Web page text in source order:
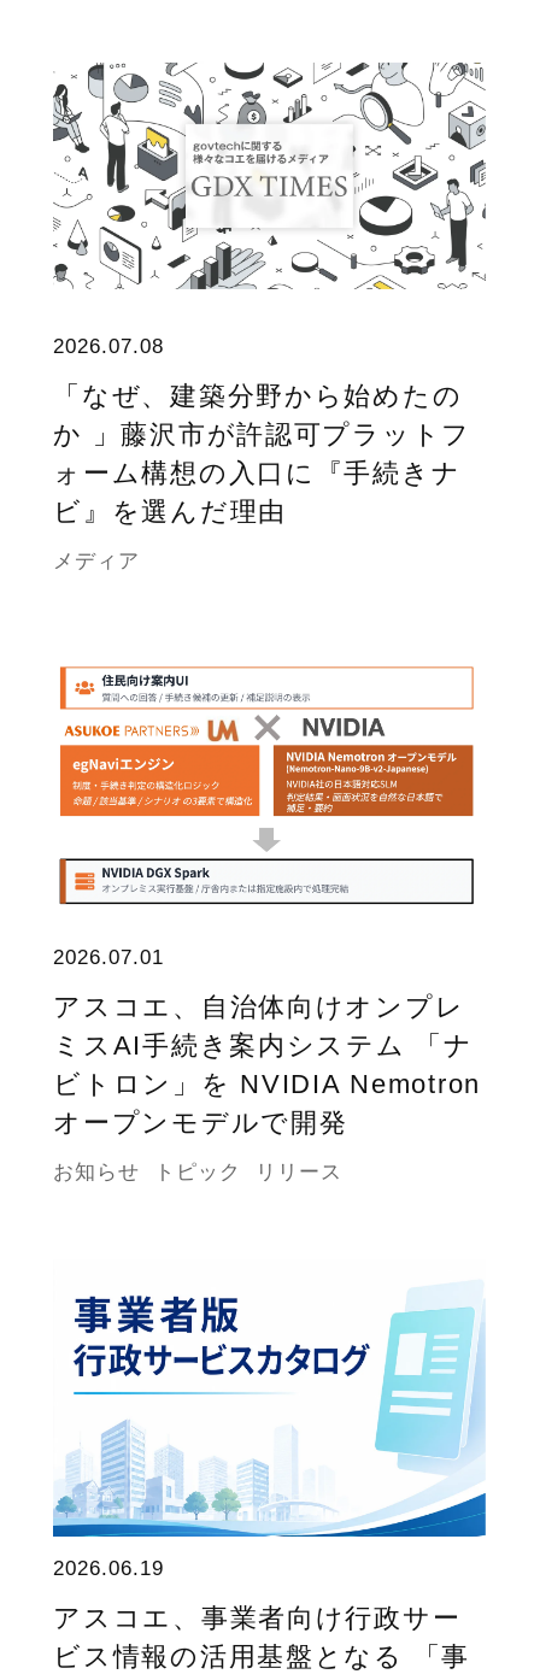
2026.07.08
「なぜ、建築分野から始めたの
か 」藤沢市が許認可プラットフ
ォーム構想の入口に『手続きナ
ビ』を選んだ理由
メディア
2026.07.01
アスコエ、自治体向けオンプレ
ミスAI手続き案内システム 「ナ
ビトロン」を NVIDIA Nemotron
オープンモデルで開発
お知らせ トピック リリース
2026.06.19
アスコエ、事業者向け行政サー
ビス情報の活用基盤となる 「事